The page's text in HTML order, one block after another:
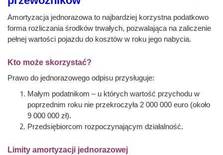
Amortyzacja jednorazowa to najbardziej korzystna podatkowo
forma rozliczania środków trwałych, pozwalająca na zaliczenie
pełnej wartości pojazdu do kosztów w roku jego nabycia.
Kto może skorzystać?
Prawo do jednorazowego odpisu przysługuje:
Małym podatnikom – u których wartość przychodu w
poprzednim roku nie przekroczyła 2 000 000 euro (około
9 000 000 zł).
Przedsiębiorcom rozpoczynającym działalność.
Limity amortyzacji jednorazowej